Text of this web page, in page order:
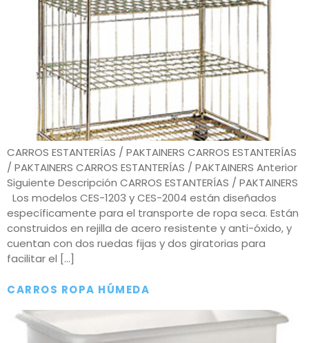
CARROS ESTANTERÍAS / PAKTAINERS CARROS ESTANTERÍAS
/ PAKTAINERS CARROS ESTANTERÍAS / PAKTAINERS Anterior
Siguiente Descripción CARROS ESTANTERÍAS / PAKTAINERS
Los modelos CES-1203 y CES-2004 están diseñados
específicamente para el transporte de ropa seca. Están
construidos en rejilla de acero resistente y anti-óxido, y
cuentan con dos ruedas fijas y dos giratorias para
facilitar el […]
CARROS ROPA HÚMEDA